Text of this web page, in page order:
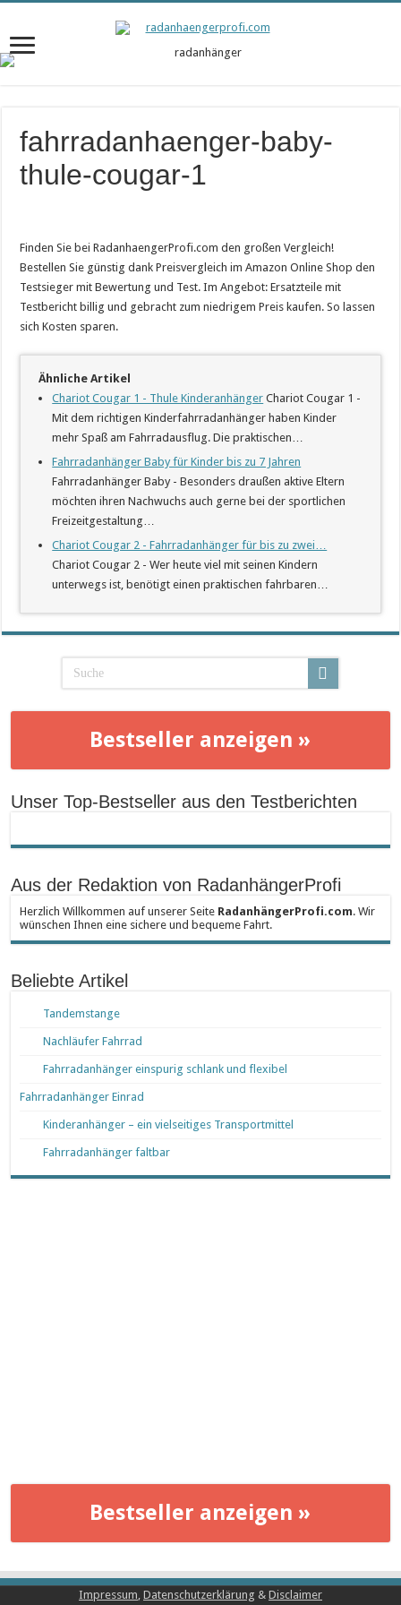
fahrradanhaenger-baby-
thule-cougar-1
Finden Sie bei RadanhaengerProfi.com den großen Vergleich!
Bestellen Sie günstig dank Preisvergleich im Amazon Online Shop den
Testsieger mit Bewertung und Test. Im Angebot: Ersatzteile mit
Testbericht billig und gebracht zum niedrigem Preis kaufen. So lassen
sich Kosten sparen.
Ähnliche Artikel
Chariot Cougar 1 - Thule Kinderanhänger Chariot Cougar 1 -
Mit dem richtigen Kinderfahrradanhänger haben Kinder
mehr Spaß am Fahrradausflug. Die praktischen…
Fahrradanhänger Baby für Kinder bis zu 7 Jahren
Fahrradanhänger Baby - Besonders draußen aktive Eltern
möchten ihren Nachwuchs auch gerne bei der sportlichen
Freizeitgestaltung…
Chariot Cougar 2 - Fahrradanhänger für bis zu zwei…
Chariot Cougar 2 - Wer heute viel mit seinen Kindern
unterwegs ist, benötigt einen praktischen fahrbaren…
Bestseller anzeigen »
Unser Top-Bestseller aus den Testberichten
Aus der Redaktion von RadanhängerProfi
Herzlich Willkommen auf unserer Seite RadanhängerProfi.com. Wir
wünschen Ihnen eine sichere und bequeme Fahrt.
Beliebte Artikel
Tandemstange
Nachläufer Fahrrad
Fahrradanhänger einspurig schlank und flexibel
Fahrradanhänger Einrad
Kinderanhänger – ein vielseitiges Transportmittel
Fahrradanhänger faltbar
Bestseller anzeigen »
Impressum, Datenschutzerklärung & Disclaimer